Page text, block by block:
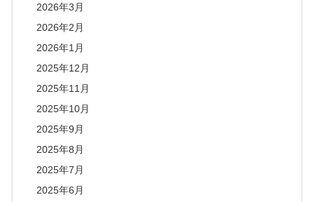
2026年3月
2026年2月
2026年1月
2025年12月
2025年11月
2025年10月
2025年9月
2025年8月
2025年7月
2025年6月